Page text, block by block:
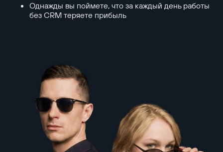
Однажды вы поймете, что за каждый день работы
без CRM теряете прибыль